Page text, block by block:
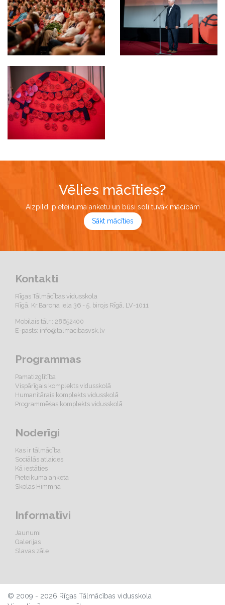
Vēlies mācīties?
Aizpildi pieteikuma anketu un būsi soli tuvāk mācībām
Sākt mācīties
Kontakti
Rīgas Tālmācības vidusskola
Rīgā, Kr.Barona iela 36 - 5. birojs Rīgā, LV-1011
Mobilais tālr.: 28652400
E-pasts: info@talmacibasvsk.lv
Programmas
Pamatizglītība
Vispārīgais komplekts vidusskolā
Humanitārais komplekts vidusskolā
Programmēšas komplekts vidusskolā
Noderīgi
Kas ir tālmācība
Sociālās atlaides
Kā iestāties
Pieteikuma anketa
Skolas Himmna
Informatīvi
Jaunumi
Galerijas
Slavas zāle
© 2009 - 2026 Rīgas Tālmācības vidusskola